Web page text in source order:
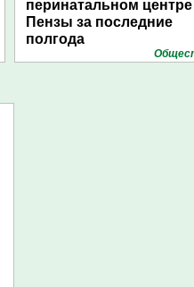
перинатальном центре
Пензы за последние
полгода